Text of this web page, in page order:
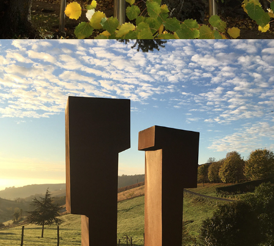
2016
"INTERVALLE D'HORIZON"